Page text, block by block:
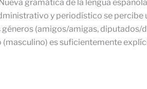
gramática de la lengua
y periodístico se
(amigos/amigas,
es suficientemente